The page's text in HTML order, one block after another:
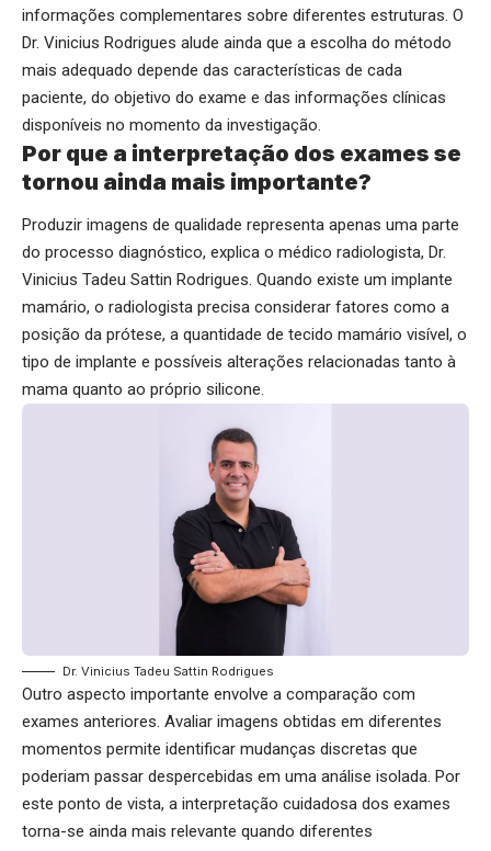
informações complementares sobre diferentes estruturas. O
Dr. Vinicius Rodrigues alude ainda que a escolha do método
mais adequado depende das características de cada
paciente, do objetivo do exame e das informações clínicas
disponíveis no momento da investigação.
Por que a interpretação dos exames se
tornou ainda mais importante?
Produzir imagens de qualidade representa apenas uma parte
do processo diagnóstico, explica o médico radiologista, Dr.
Vinicius Tadeu Sattin Rodrigues. Quando existe um implante
mamário, o radiologista precisa considerar fatores como a
posição da prótese, a quantidade de tecido mamário visível, o
tipo de implante e possíveis alterações relacionadas tanto à
mama quanto ao próprio silicone.
Dr. Vinicius Tadeu Sattin Rodrigues
Outro aspecto importante envolve a comparação com
exames anteriores. Avaliar imagens obtidas em diferentes
momentos permite identificar mudanças discretas que
poderiam passar despercebidas em uma análise isolada. Por
este ponto de vista, a interpretação cuidadosa dos exames
torna-se ainda mais relevante quando diferentes